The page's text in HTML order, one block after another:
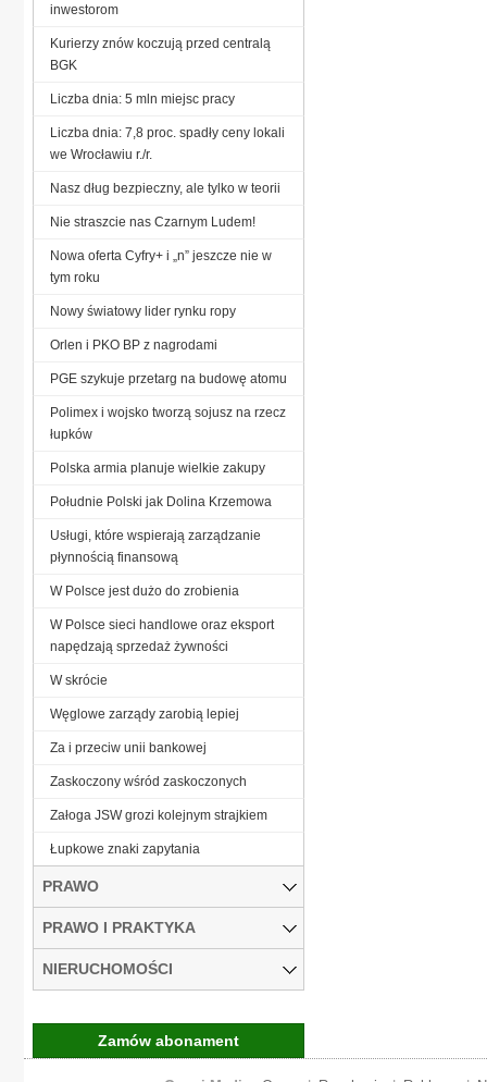
inwestorom
Kurierzy znów koczują przed centralą
BGK
Liczba dnia: 5 mln miejsc pracy
Liczba dnia: 7,8 proc. spadły ceny lokali
we Wrocławiu r./r.
Nasz dług bezpieczny, ale tylko w teorii
Nie straszcie nas Czarnym Ludem!
Nowa oferta Cyfry+ i „n” jeszcze nie w
tym roku
Nowy światowy lider rynku ropy
Orlen i PKO BP z nagrodami
PGE szykuje przetarg na budowę atomu
Polimex i wojsko tworzą sojusz na rzecz
łupków
Polska armia planuje wielkie zakupy
Południe Polski jak Dolina Krzemowa
Usługi, które wspierają zarządzanie
płynnością finansową
W Polsce jest dużo do zrobienia
W Polsce sieci handlowe oraz eksport
napędzają sprzedaż żywności
W skrócie
Węglowe zarządy zarobią lepiej
Za i przeciw unii bankowej
Zaskoczony wśród zaskoczonych
Załoga JSW grozi kolejnym strajkiem
Łupkowe znaki zapytania
PRAWO
PRAWO I PRAKTYKA
NIERUCHOMOŚCI
Zamów abonament